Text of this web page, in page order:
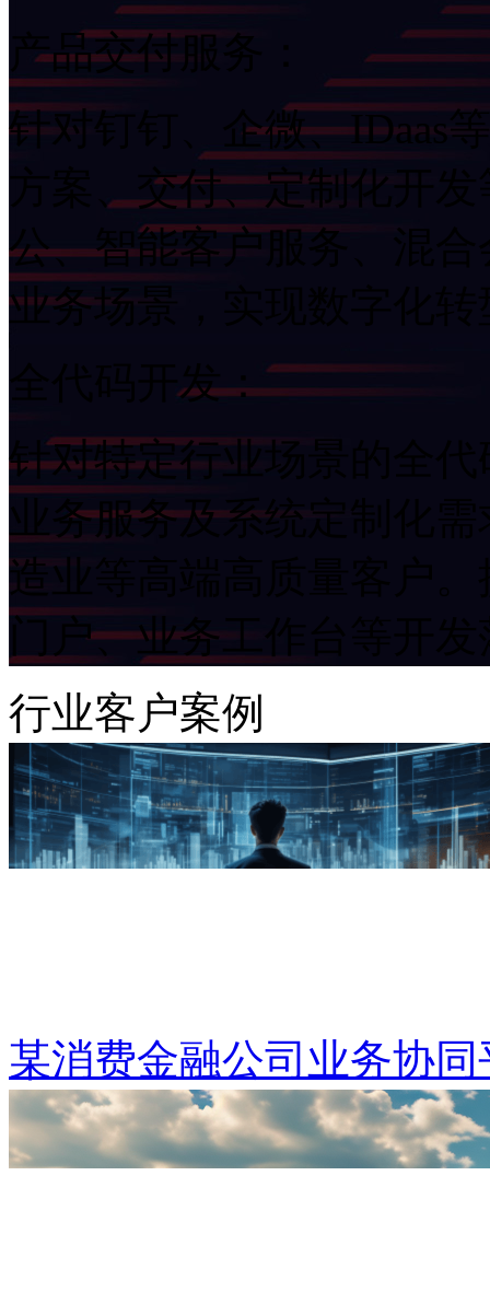
产品交付服务：
针对钉钉、企微、
方案、交付、定制化
公、智能客户服务、混
业务场景，实现数字化
全代码开发：
针对特定行业场景的全代
业务服务及系统定制化需
造业等高端高质量客户。
门户、业务工作台等开
行业客户案例
某消费金融公司业务协